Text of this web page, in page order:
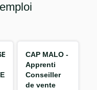
CAP MALO -
Apprenti
Conseiller
de vente